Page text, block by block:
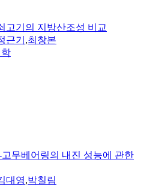
고기의 지방산조성 비교
근기 ,최창본
무베어링의 내진 성능에 관한
대영,박칠림